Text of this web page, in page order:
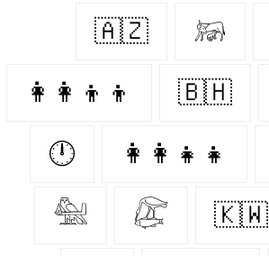
🇦🇿 𓃖
👩‍👩‍👦‍👦 🇧🇭
🕛 👩‍👩‍👧‍👧
𓅕 𓅻 🇰🇼